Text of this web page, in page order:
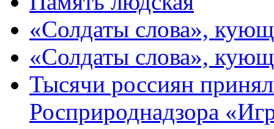
«Солдаты слова»,
«Солдаты слова»,
Тысячи россиян
Росприроднадзора